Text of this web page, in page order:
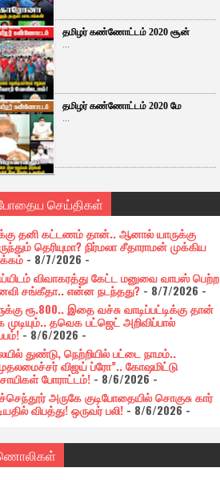
தமிழர் கண்ணோட்டம் 2020 சூன்
...
தமிழர் கண்ணோட்டம் 2020 மே
...
செய்திகள்
தனி கட்டணம் தான்.. ஆனால் யாருக்கு
தெரியுமா? நிர்மலா சீதாராமன் முக்கிய
- 8/7/2026 -
விவாகரத்து கேட்ட மனுவை வாபஸ் பெற்ற
சங்கீதா.. என்ன நடந்தது? - 8/7/2026 -
ரூ.800.. இதை வச்சு வாடிப்பட்டிக்கு தான்
தவெக பட்ஜெட் அறிவிப்பால்
- 8/6/2026 -
துண்டு, நெற்றியில் பட்டை நாமம்..
விஜய் ப்ரோ”.. கோஷமிட்டு
போராட்டம்! - 8/6/2026-
அருகே குடிபோதையில் சொகுசு கார்
விபத்து! ஒருவர் பலி! - 8/6/2026-